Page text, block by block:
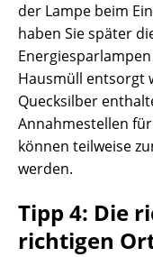
der Lampe beim
haben Sie später
Hausmüll entsorgt
Quecksilber
Annahmestellen
können teilweise
werden.
Tipp 4: Die
richtigen